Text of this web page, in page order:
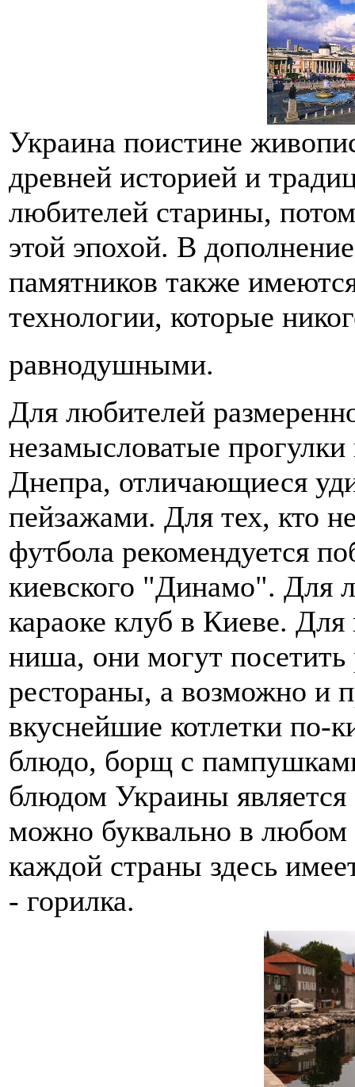
Украина поистине
древней историей и
любителей старины,
этой эпохой. В
памятников также
технологии, которые
равнодушными.
Для любителей
незамысловатые
Днепра, отличающиеся
пейзажами. Для тех, кто
футбола рекомендуется
киевского "Динамо". Для
караоке клуб в Киеве.
ниша, они могут
рестораны, а возможно и
вкуснейшие котлетки по-
блюдо, борщ с
блюдом Украины является
можно буквально в любом
каждой страны здесь
- горилка.